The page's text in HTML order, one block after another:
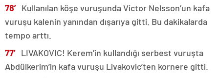
78′ Kullanılan köşe vuruşunda Victor Nelsson’un kafa
vuruşu kalenin yanından dışarıya gitti. Bu dakikalarda
tempo arttı.
77′ LIVAKOVIC! Kerem’in kullandığı serbest vuruşta
Abdülkerim’in kafa vuruşu Livakovic’ten kornere gitti.